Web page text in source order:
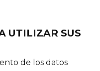
UTILIZAR SUS
de los datos